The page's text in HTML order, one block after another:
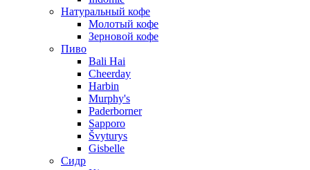
Натуральный кофе
Молотый кофе
Зерновой кофе
Пиво
Bali Hai
Cheerday
Harbin
Murphy's
Paderborner
Sapporo
Švyturys
Gisbelle
Сидр